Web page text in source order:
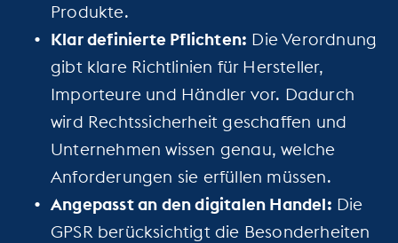
Produkte.
Klar definierte Pflichten: Die Verordnung
gibt klare Richtlinien für Hersteller,
Importeure und Händler vor. Dadurch
wird Rechtssicherheit geschaffen und
Unternehmen wissen genau, welche
Anforderungen sie erfüllen müssen.
Angepasst an den digitalen Handel: Die
GPSR berücksichtigt die Besonderheiten